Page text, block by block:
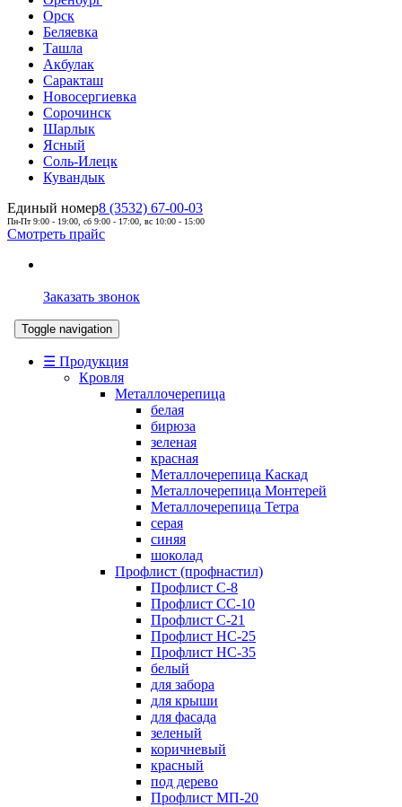
Орск
Беляевка
Ташла
Акбулак
Саракташ
Новосергиевка
Сорочинск
Шарлык
Ясный
Соль-Илецк
Кувандык
Единый номер8 (3532) 67-00-03
Пн-Пт 9:00 - 19:00, сб 9:00 - 17:00, вс 10:00 - 15:00
Смотреть прайс
Заказать звонок
Toggle navigation
☰ Продукция
Кровля
Металлочерепица
белая
бирюза
зеленая
красная
Металлочерепица Каскад
Металлочерепица Монтерей
Металлочерепица Тетра
серая
синяя
шоколад
Профлист (профнастил)
Профлист С-8
Профлист СС-10
Профлист C-21
Профлист НС-25
Профлист НС-35
белый
для забора
для крыши
для фасада
зеленый
коричневый
красный
под дерево
Профлист МП-20